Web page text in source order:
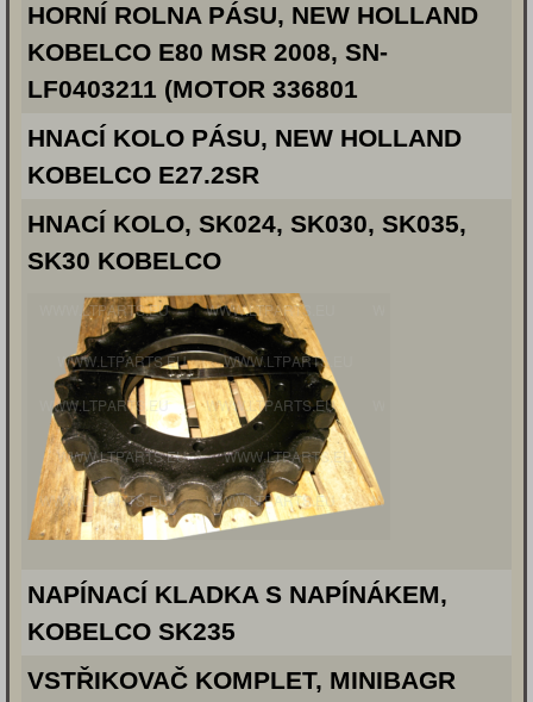
HORNÍ ROLNA PÁSU, NEW HOLLAND
KOBELCO E80 MSR 2008, SN-
LF0403211 (MOTOR 336801
HNACÍ KOLO PÁSU, NEW HOLLAND
KOBELCO E27.2SR
HNACÍ KOLO, SK024, SK030, SK035,
SK30 KOBELCO
NAPÍNACÍ KLADKA S NAPÍNÁKEM,
KOBELCO SK235
VSTŘIKOVAČ KOMPLET, MINIBAGR